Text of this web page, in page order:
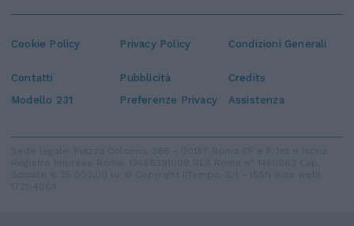
Cookie Policy Privacy Policy Condizioni Generali
Contatti Pubblicità
Credits
Modello 231
Preferenze Privacy Assistenza